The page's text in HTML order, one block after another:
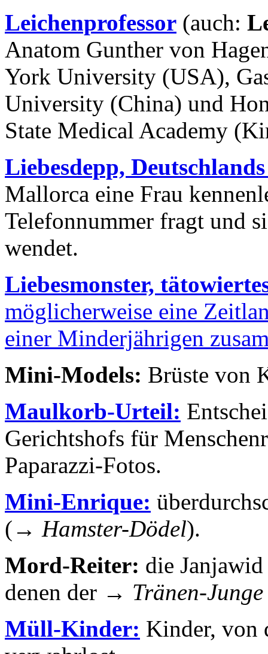
Leichenprofessor (auch:
Anatom Gunther von
York University (USA),
University (China) und
State Medical Academy
Liebesdepp,
Mallorca eine Frau
Telefonnummer fragt und
wendet.
Liebesmonster,
möglicherweise eine
einer Minderjährigen
Mini-Models: Brüste von
Maulkorb-Urteil:
Gerichtshofs für
Paparazzi-Fotos.
Mini-Enrique:
(→ Hamster-Dödel).
Mord-Reiter: die
denen der → Tränen-Junge
Müll-Kinder: Kinder, von